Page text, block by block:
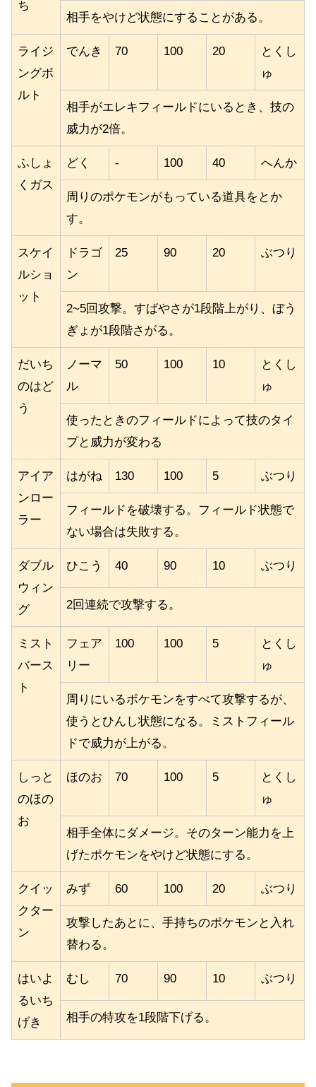
ち
相手をやけど状態にすることがある。
ライジ
ングボ
ルト
でんき 70 100 20
とくし
ゅ
相手がエレキフィールドにいるとき、技の
威力が2倍。
ふしょ
くガス
どく - 100 40 へんか
周りのポケモンがもっている道具をとか
す。
スケイ
ルショ
ット
ドラゴ
ン
25 90 20 ぶつり
2~5回攻撃。すばやさが1段階上がり、ぼう
ぎょが1段階さがる。
だいち
のはど
う
ノーマ
ル
50 100 10
とくし
ゅ
使ったときのフィールドによって技のタイ
プと威力が変わる
アイア
ンロー
ラー
はがね 130 100 5 ぶつり
フィールドを破壊する。フィールド状態で
ない場合は失敗する。
ダブル
ウィン
グ
ひこう 40 90 10 ぶつり
2回連続で攻撃する。
ミスト
バース
ト
フェア
リー
100 100 5
とくし
ゅ
周りにいるポケモンをすべて攻撃するが、
使うとひんし状態になる。ミストフィール
ドで威力が上がる。
しっと
のほの
お
ほのお 70 100 5
とくし
ゅ
相手全体にダメージ。そのターン能力を上
げたポケモンをやけど状態にする。
クイッ
クター
ン
みず 60 100 20 ぶつり
攻撃したあとに、手持ちのポケモンと入れ
替わる。
はいよ
るいち
げき
むし 70 90 10 ぶつり
相手の特攻を1段階下げる。